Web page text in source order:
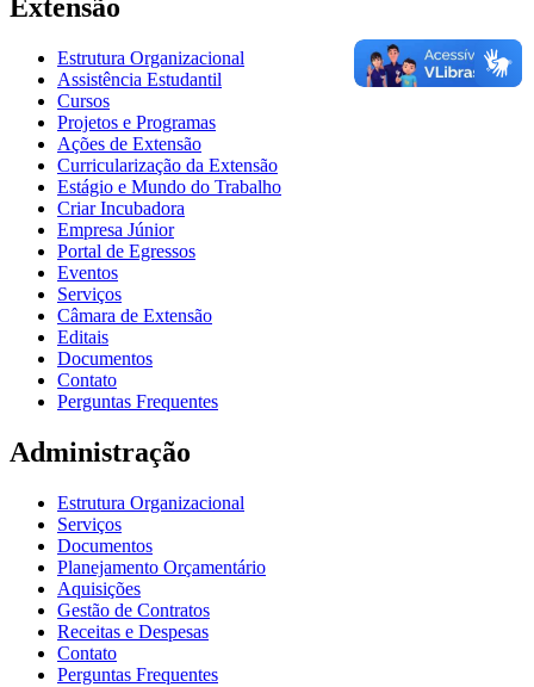
Extensão
Estrutura Organizacional
Assistência Estudantil
Cursos
Projetos e Programas
Ações de Extensão
Curricularização da Extensão
Estágio e Mundo do Trabalho
Criar Incubadora
Empresa Júnior
Portal de Egressos
Eventos
Serviços
Câmara de Extensão
Editais
Documentos
Contato
Perguntas Frequentes
Administração
Estrutura Organizacional
Serviços
Documentos
Planejamento Orçamentário
Aquisições
Gestão de Contratos
Receitas e Despesas
Contato
Perguntas Frequentes